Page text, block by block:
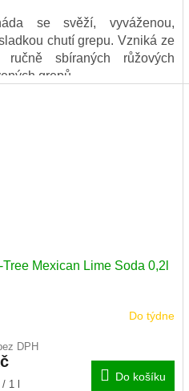
se svěží, vyváženou,
chutí grepu. Vzniká ze
ručně sbíraných růžových
grepů.
Tree Mexican Lime Soda 0,2l
Do týdne
DPH
/ 1 l
Do košíku